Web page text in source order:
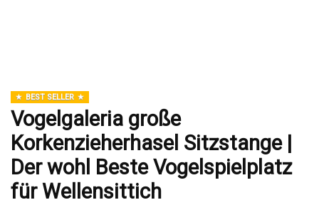
BEST SELLER
Vogelgaleria große
Korkenzieherhasel Sitzstange |
Der wohl Beste Vogelspielplatz
für Wellensittich